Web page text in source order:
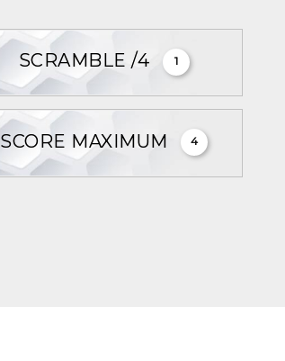
SCRAMBLE /4 1
SCORE MAXIMUM 4